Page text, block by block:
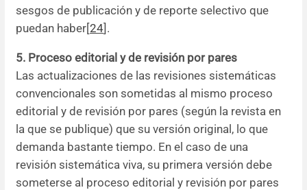
sesgos de publicación y de reporte selectivo que
puedan haber[24].
5. Proceso editorial y de revisión por pares
Las actualizaciones de las revisiones sistemáticas
convencionales son sometidas al mismo proceso
editorial y de revisión por pares (según la revista en
la que se publique) que su versión original, lo que
demanda bastante tiempo. En el caso de una
revisión sistemática viva, su primera versión debe
someterse al proceso editorial y revisión por pares